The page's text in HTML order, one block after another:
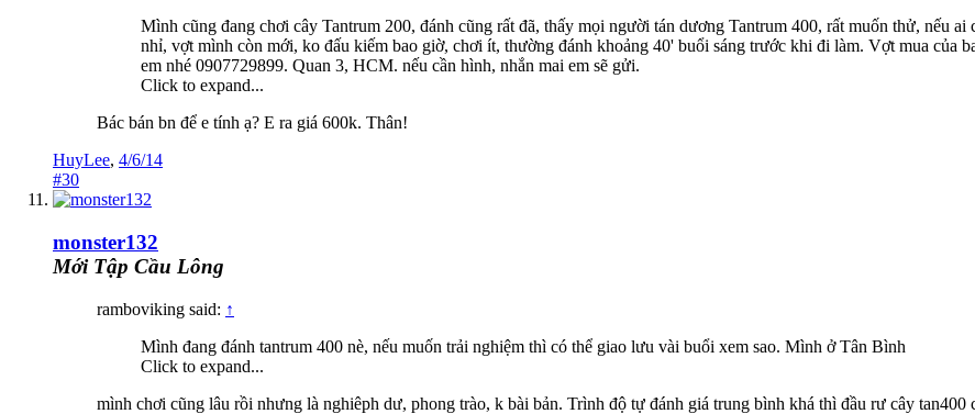
Mình cũng đang chơi cây Tantrum 200, đánh cũng rất đã, thấy mọi người tán dương Tantrum 400, rất muốn thử, nếu
nhỉ, vợt mình còn mới, ko đấu kiếm bao giờ, chơi ít, thường đánh khoảng 40' buổi sáng trước khi đi làm. Vợt mua của
em nhé 0907729899. Quan 3, HCM. nếu cần hình, nhắn mai em sẽ gửi.
Click to expand...
Bác bán bn để e tính ạ? E ra giá 600k. Thân!
HuyLee, 4/6/14
#30
monster132
Mới Tập Cầu Lông
ramboviking said: ↑
Mình đang đánh tantrum 400 nè, nếu muốn trải nghiệm thì có thể giao lưu vài buổi xem sao. Mình ở Tân Bình
Click to expand...
mình chơi cũng lâu rồi nhưng là nghiêph dư, phong trào, k bài bản. Trình độ tự đánh giá trung bình khá thì đầu rư cây tan400